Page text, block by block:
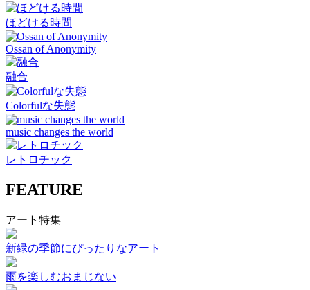
ほどける時間
Ossan of Anonymity
融合
Colorfulな失態
music changes the world
レトロチック
FEATURE
アート特集
新緑の季節にぴったりなアート
雨を楽しむおまじない